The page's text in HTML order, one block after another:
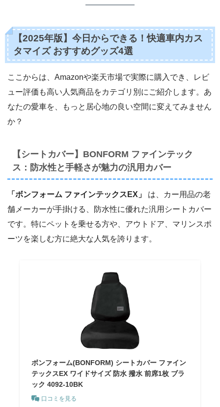
【2025年版】今日からできる！快適車内カス
タマイズ おすすめグッズ4選
ここからは、Amazonや楽天市場で実際に購入でき、レビ
ュー評価も高い人気商品をカテゴリ別にご紹介します。あ
なたの愛車を、もっと居心地の良い空間に変えてみません
か？
【シートカバー】BONFORM ファインテック
ス：防水性と手軽さが魅力の汎用カバー
「ボンフォーム ファインテックスEX」
は、カー用品の老
舗メーカーが手掛ける、防水性に優れた汎用シートカバー
です。特にペットを乗せる方や、アウトドア、マリンスポ
ーツを楽しむ方に絶大な人気を誇ります。
ボンフォーム(BONFORM) シートカバー ファイン
テックスEX ワイドサイズ 防水 撥水 前席1枚 ブラ
ック 4092-10BK
口コミを見る